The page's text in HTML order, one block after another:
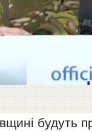
будуть